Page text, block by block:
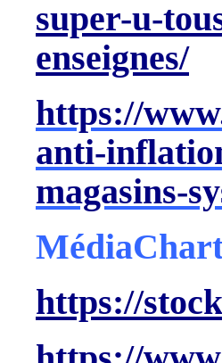
super-u-
enseignes/
https://
anti-
magasins-
https://